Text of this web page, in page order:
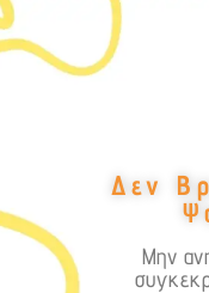
Δεν
Μην